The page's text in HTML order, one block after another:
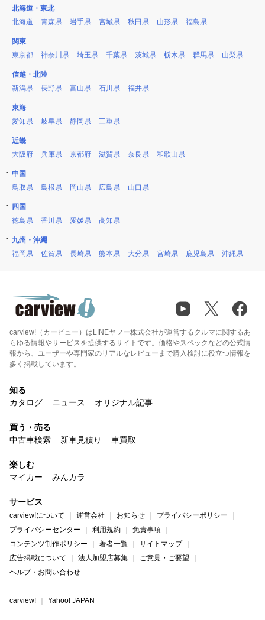
北海道・東北
北海道
青森県 岩手県 宮城県 秋田県 山形県 福島県
関東
東京都
神奈川県 埼玉県 千葉県 茨城県 栃木県 群馬県 山梨県
信越・北陸
新潟県
長野県 富山県 石川県 福井県
東海
愛知県
岐阜県 静岡県 三重県
近畿
大阪府
兵庫県 京都府 滋賀県 奈良県 和歌山県
中国
鳥取県
島根県 岡山県 広島県 山口県
四国
徳島県
香川県 愛媛県 高知県
九州・沖縄
福岡県
佐賀県 長崎県 熊本県 大分県 宮崎県 鹿児島県 沖縄県
carview!（カービュー）はLINEヤフー株式会社が運営するクルマに関するあ
らゆる情報やサービスを提供するサイトです。価格やスペックなどの公式情
報から、ユーザーや専門家のリアルなレビューまで購入検討に役立つ情報を
多く掲載しています。
知る
カタログ
ニュース オリジナル記事
買う・売る
中古車検索
新車見積り 車買取
楽しむ
マイカー
みんカラ
サービス
carview!について 運営会社 お知らせ
プライバシーポリシー
プライバシーセンター
利用規約
免責事項
コンテンツ制作ポリシー
著者一覧
サイトマップ
広告掲載について
法人加盟店募集
ご意見・ご要望
ヘルプ・お問い合わせ
carview! Yahoo! JAPAN